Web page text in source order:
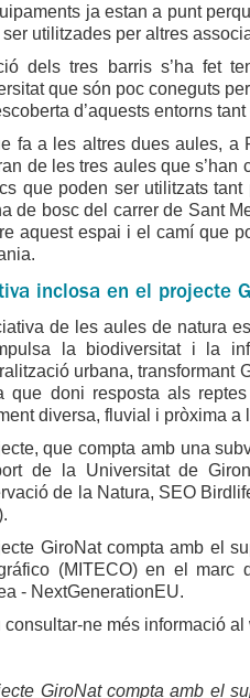
ja estan a punt
utilitzades per altres
dels tres barris s’ha fet
que són poc coneguts
d’aquests entorns
fa a les altres dues aules, a
de les tres aules que s’han
que poden ser utilitzats tant
de bosc del carrer de Sant
aquest espai i el camí que
inclosa en el projecte
de les aules de natura
la biodiversitat i la
urbana, transformant
que doni resposta als
diversa, fluvial i pròxima a
que compta amb una
de la Universitat de
de la Natura, SEO
GiroNat compta amb el
(MITECO) en el
- NextGenerationEU.
consultar-ne més informació al
GiroNat compta amb el